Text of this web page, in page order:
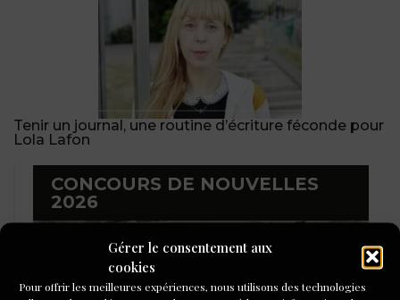
Gérer le consentement aux
cookies
Pour offrir les meilleures expériences, nous utilisons des technologies
Tenir un journal, une routine d’écriture féconde pour
Lola Lafon
CONCOURS DE NOUVELLES
2026